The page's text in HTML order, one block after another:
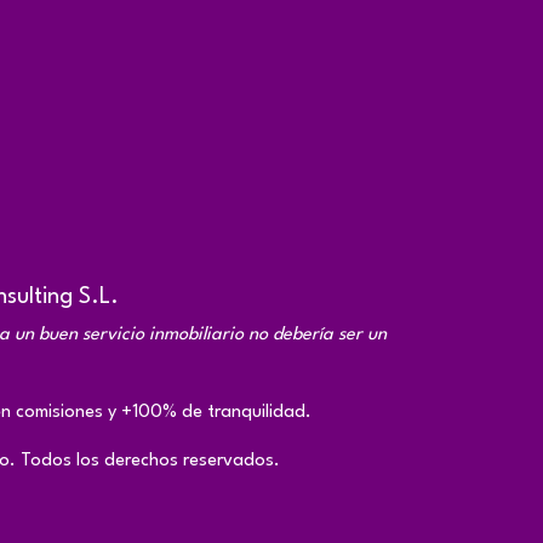
S.L.
un buen servicio inmobiliario no debería ser un
comisiones y +100% de tranquilidad.
Todos los derechos reservados.